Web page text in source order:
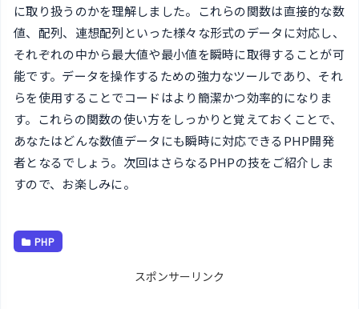
に取り扱うのかを理解しました。これらの関数は直接的な数
値、配列、連想配列といった様々な形式のデータに対応し、
それぞれの中から最大値や最小値を瞬時に取得することが可
能です。データを操作するための強力なツールであり、それ
らを使用することでコードはより簡潔かつ効率的になりま
す。これらの関数の使い方をしっかりと覚えておくことで、
あなたはどんな数値データにも瞬時に対応できるPHP開発
者となるでしょう。次回はさらなるPHPの技をご紹介しま
すので、お楽しみに。
PHP
スポンサーリンク